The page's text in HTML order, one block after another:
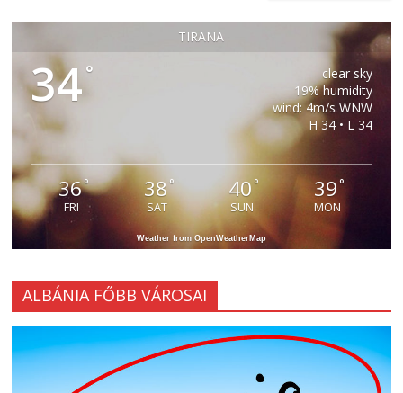
TIRANA
34°
clear sky
19% humidity
wind: 4m/s WNW
H 34 • L 34
36°
FRI
38°
SAT
40 °
SUN
39°
MON
Weather from OpenWeatherMap
ALBÁNIA FŐBB VÁROSAI